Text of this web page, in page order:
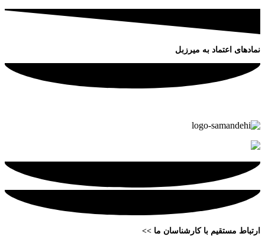
نمادهای اعتماد به میرزبل
ارتباط مستقیم با کارشناسان ما >>